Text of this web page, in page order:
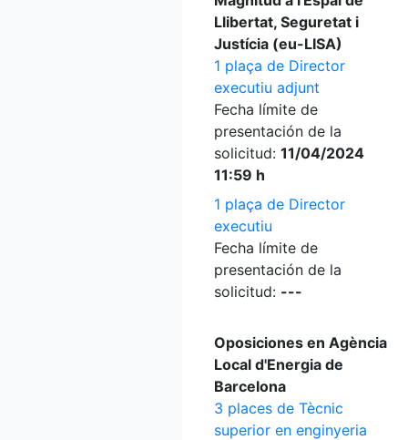
Llibertat, Seguretat i
Justícia (eu-LISA)
1 plaça de Director
executiu adjunt
Fecha límite de
presentación de la
solicitud: 11/04/2024
11:59 h
1 plaça de Director
executiu
Fecha límite de
presentación de la
solicitud: ---
Oposiciones en Agència
Local d'Energia de
Barcelona
3 places de Tècnic
superior en enginyeria